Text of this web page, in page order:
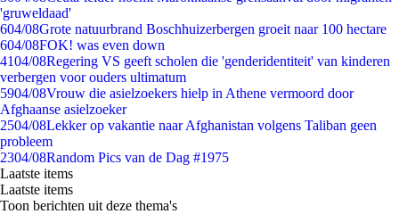
'gruweldaad'
604/08Grote natuurbrand Boschhuizerbergen groeit naar 100 hectare
604/08FOK! was even down
4104/08Regering VS geeft scholen die 'genderidentiteit' van kinderen
verbergen voor ouders ultimatum
5904/08Vrouw die asielzoekers hielp in Athene vermoord door
Afghaanse asielzoeker
2504/08Lekker op vakantie naar Afghanistan volgens Taliban geen
probleem
2304/08Random Pics van de Dag #1975
Laatste items
Laatste items
Toon berichten uit deze thema's